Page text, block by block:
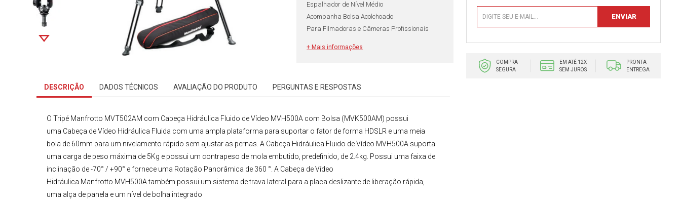
Espalhador de Nível Médio
Acompanha Bolsa Acolchoado
Para Filmadoras e Câmeras Profissionais
+ Mais informações
COMPRA
SEGURA
EM ATÉ 12X
SEM JUROS
PRONTA
ENTREGA
DESCRIÇÃO DADOS TÉCNICOS AVALIAÇÃO DO PRODUTO PERGUNTAS E RESPOSTAS
O Tripé Manfrotto MVT502AM com Cabeça Hidráulica Fluido de Vídeo MVH500A com Bolsa (MVK500AM) possui
uma Cabeça de Vídeo Hidráulica Fluida com uma ampla plataforma para suportar o fator de forma HDSLR e uma meia
bola de 60mm para um nivelamento rápido sem ajustar as pernas. A Cabeça Hidráulica Fluido de Vídeo MVH500A suporta
uma carga de peso máxima de 5Kg e possui um contrapeso de mola embutido, predefinido, de 2.4kg. Possui uma faixa de
inclinação de -70° / +90° e fornece uma Rotação Panorâmica de 360 °. A Cabeça de Vídeo
Hidráulica Manfrotto MVH500Atambém possui um sistema de trava lateral para a placa deslizante de liberação rápida,
uma alça de panela e um nível de bolha integrado